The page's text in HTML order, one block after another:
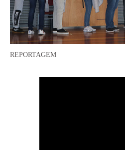
REPORTAGEM